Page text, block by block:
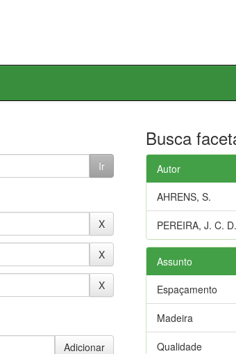
Busca
Autor
AHRENS, S.
PEREIRA, J. C. D.
Assunto
Espaçamento
Madeira
Qualidade